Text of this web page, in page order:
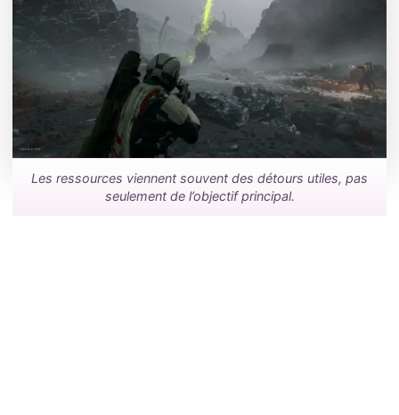
Les ressources viennent souvent des détours utiles, pas
seulement de l’objectif principal.